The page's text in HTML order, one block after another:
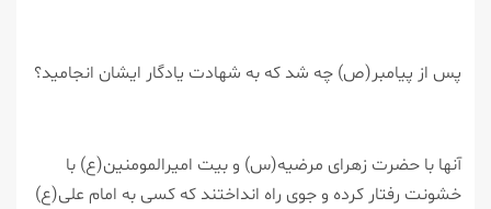
پس از پیامبر(ص) چه شد كه به شهادت یادگار ایشان انجامید؟
آنها با حضرت زهرای مرضیه(س) و بیت امیرالمومنین(ع) با
خشونت رفتار كرده و جوی راه انداختند كه كسی به امام علی(ع)